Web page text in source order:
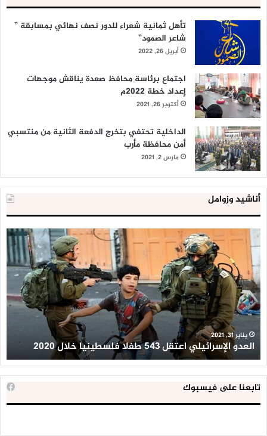
تأهل ثمانية شعراء للدور نصف نهائي بمسابقة ”
شاعر الصمود”
أبريل 26, 2022
اجتماع برئاسة محافظ صعدة يناقش موجهات
إعداد خطة 2022م
أكتوبر 26, 2021
الداخلية تحتفي بتخرج الدفعة الثانية من منتسبي
أمن محافظة مأرب
مارس 2, 2021
أناشيد وزوامل
العدو
الإسرائيلي
اعتقل
543
طفلا
فلسطينيا
خلال
2020
يناير 31, 2021
العدو الإسرائيلي اعتقل 543 طفلا فلسطينيا خلال 2020
تابعنا على فيسبوك